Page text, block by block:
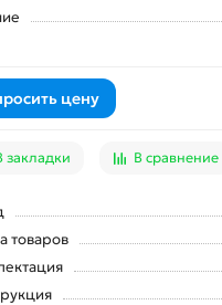
цену
закладки В сравнение
товаров